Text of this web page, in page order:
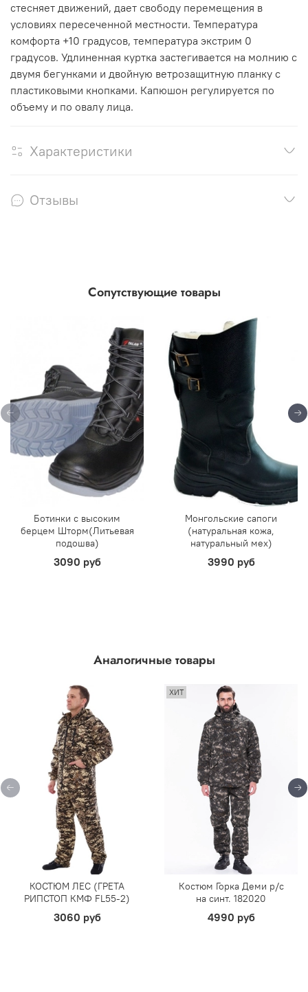
стесняет движений, дает свободу перемещения в
условиях пересеченной местности. Температура
комфорта +10 градусов, температура экстрим 0
градусов. Удлиненная куртка застегивается на молнию с
двумя бегунками и двойную ветрозащитную планку с
пластиковыми кнопками. Капюшон регулируется по
объему и по овалу лица.
Характеристики
Отзывы
Сопутствующие товары
Ботинки с высоким
берцем Шторм(Литьевая
подошва)
3090 руб
Монгольские сапоги
(натуральная кожа,
натуральный мех)
3990 руб
Аналогичные товары
КОСТЮМ ЛЕС (ГРЕТА
РИПСТОП КМФ FL55-2)
3060 руб
ХИТ
Костюм Горка Деми р/c
на синт. 182020
4990 руб